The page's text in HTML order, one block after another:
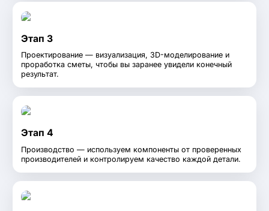
Этап 3
Проектирование — визуализация, 3D-моделирование и
проработка сметы, чтобы вы заранее увидели конечный
результат.
Этап 4
Производство — используем компоненты от проверенных
производителей и контролируем качество каждой детали.